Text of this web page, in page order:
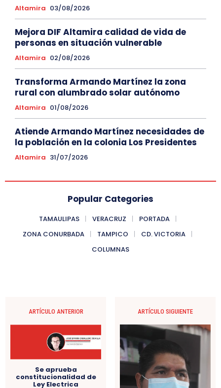
Altamira 03/08/2026
Mejora DIF Altamira calidad de vida de
personas en situación vulnerable
Altamira 02/08/2026
Transforma Armando Martínez la zona
rural con alumbrado solar autónomo
Altamira 01/08/2026
Atiende Armando Martínez necesidades de
la población en la colonia Los Presidentes
Altamira 31/07/2026
Popular Categories
TAMAULIPAS VERACRUZ
PORTADA
ZONA CONURBADA
TAMPICO
CD. VICTORIA
COLUMNAS
ARTÍCULO ANTERIOR
Se aprueba
constitucionalidad de
Ley Electrica
ARTÍCULO SIGUIENTE